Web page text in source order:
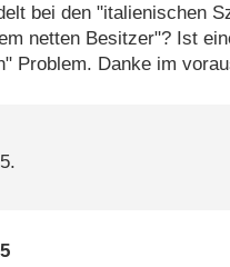
bei den "italienischen
netten Besitzer"? Ist
Problem. Danke im